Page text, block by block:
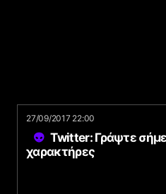
27/09/2017 22:00
Twitter: Γράψτε
χαρακτήρες